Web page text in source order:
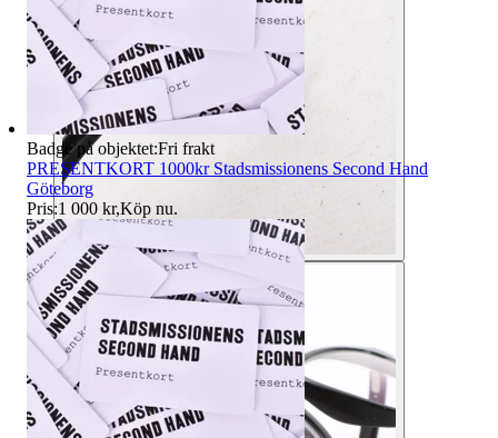
Badge på objektet:Fri frakt
PRESENTKORT 1000kr Stadsmissionens Second Hand
Göteborg
Pris:1 000 kr,Köp nu.